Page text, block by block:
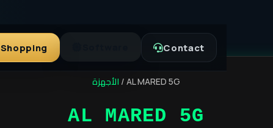
Shopping Contact
الأجهزة / AL MARED 5G
AL MARED 5G